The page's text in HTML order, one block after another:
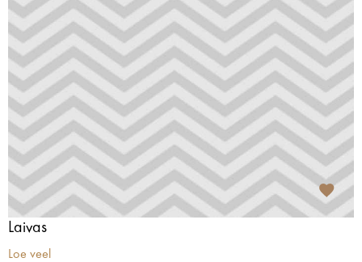
Laivas
Loe veel